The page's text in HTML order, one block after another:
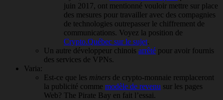
juin 2017, ont mentionné vouloir mettre sur place
des mesures pour travailler avec des compagnies
de technologies outrepasser le chiffrement de
communications. Voyez la position de
Crypto.Québec sur le sujet.
Un autre développeur chinois arrêté pour avoir fournis
des services de VPNs.
Varia:
Est-ce que les miners de crypto-monnaie remplaceront
la publicité comme modèle de revenu sur les pages
Web? The Pirate Bay en fait l’essai.